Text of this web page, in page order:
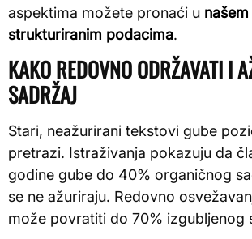
aspektima možete pronaći u
strukturiranim podacima.
KAKO REDOVNO ODRŽAVATI I
SADRŽAJ
Stari, neažurirani tekstovi gube
pretrazi. Istraživanja pokazuju da
godine gube do 40% organičnog
se ne ažuriraju. Redovno
može povratiti do 70% izgubljenog